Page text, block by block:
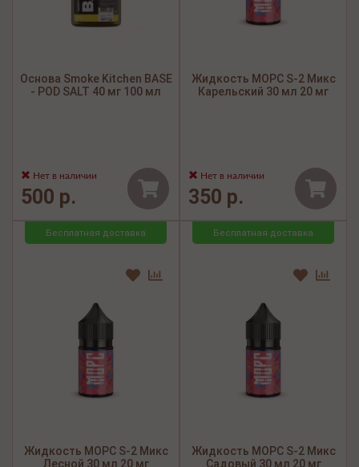
Основа Smoke Kitchen BASE
- POD SALT 40 мг 100 мл
Нет в наличии
500 р.
Жидкость МОРС S-2 Микс
Карельский 30 мл 20 мг
Нет в наличии
350 р.
Бесплатная доставка
Жидкость МОРС S-2 Микс
Лесной 30 мл 20 мг
Бесплатная доставка
Жидкость МОРС S-2 Микс
Садовый 30 мл 20 мг